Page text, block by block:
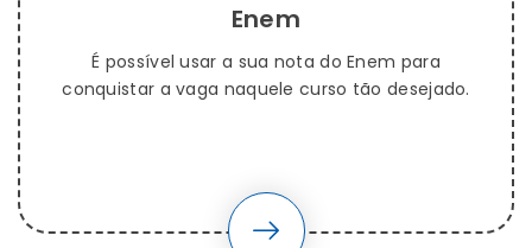
Enem
É possível usar a sua nota do Enem para
conquistar a vaga naquele curso tão desejado.